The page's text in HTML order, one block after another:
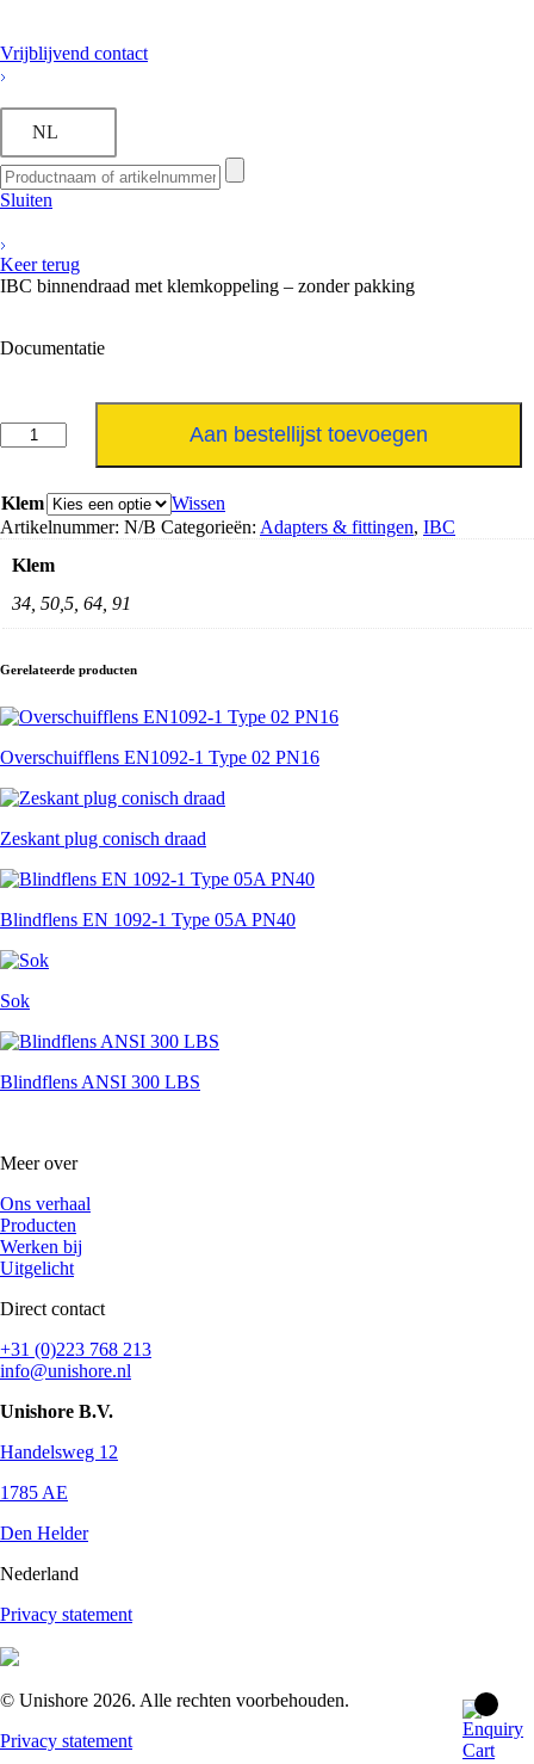
Vrijblijvend contact
NL
Sluiten
Keer terug
IBC binnendraad met klemkoppeling – zonder pakking
Documentatie
binnendraad
klemkoppeling
zonder
pakking
Aan bestellijst toevoegen
Klem
Wissen
Artikelnummer: N/B Categorieën: Adapters & fittingen, IBC
Klem
34, 50,5, 64, 91
Gerelateerde producten
Overschuifflens EN1092-1 Type 02 PN16
Zeskant plug conisch draad
Blindflens EN 1092-1 Type 05A PN40
Sok
Blindflens ANSI 300 LBS
Meer over
Ons verhaal
Producten
Werken bij
Uitgelicht
Direct contact
+31 (0)223 768 213
info@unishore.nl
Unishore B.V.
Handelsweg 12
1785 AE
Den Helder
Nederland
Privacy statement
© Unishore 2026. Alle rechten voorbehouden.
Privacy statement